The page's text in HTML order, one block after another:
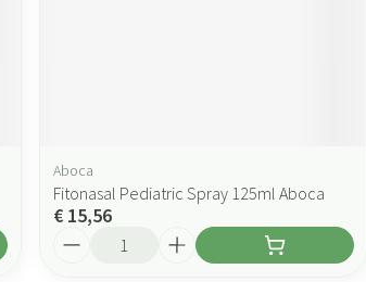
Aboca
Fitonasal Pediatric Spray 125ml Aboca
€ 15,56